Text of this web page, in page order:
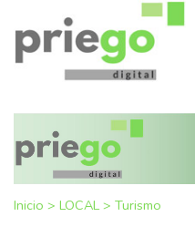
Inicio > LOCAL > Turismo